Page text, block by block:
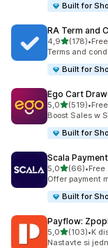
Built for
RA Term and
4,9z 5 hvězd
(178)
Celkový počet
•
Terms and
Built for
Ego Cart
5,0z 5 hvězd
(519)
Celkový počet
•
Boost Sales w
Built for
Scala
5,0z 5 hvězd
(66)
Celkový počet
•Free
Offer payment
Built for
Payflow:
5,0z 5 hvězd
(103)
Celkový počet
•K
Nastavte si